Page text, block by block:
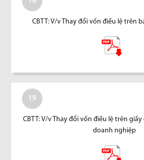
CBTT: V/v Thay đổi vốn điều lệ trên
19
CBTT: V/v Thay đổi vốn điều lệ trên
doanh nghiệp